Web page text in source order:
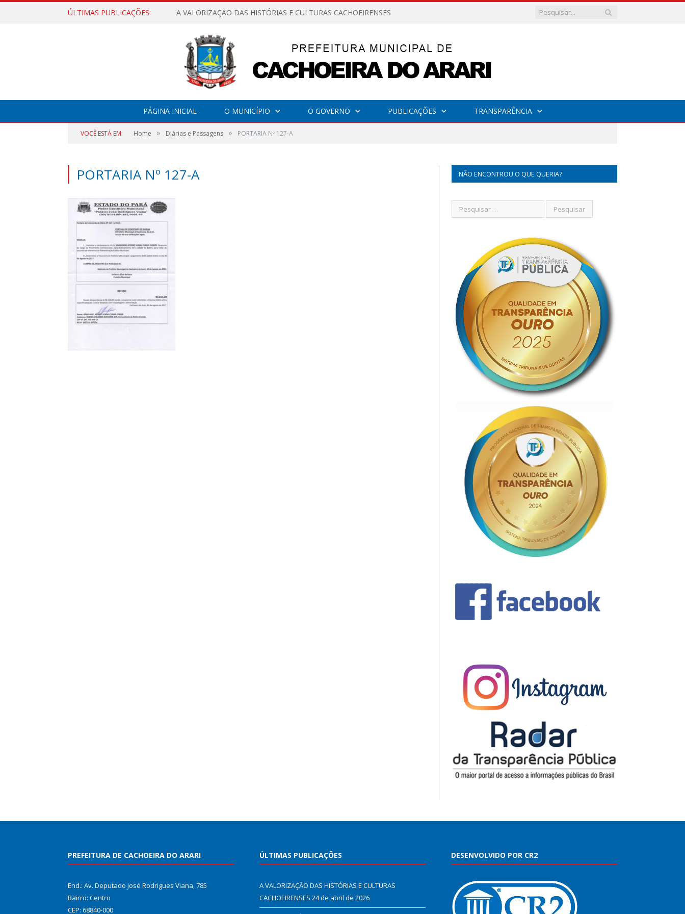
ÚLTIMAS PUBLICAÇÕES: A VALORIZAÇÃO DAS HISTÓRIAS E CULTURAS CACHOEIRENSES
PÁGINA INICIAL O MUNICÍPIO O GOVERNO PUBLICAÇÕES TRANSPARÊNCIA
VOCÊ ESTÁ EM: Home » Diárias e Passagens » PORTARIA Nº 127-A
PORTARIA Nº 127-A NÃO ENCONTROU O QUE QUERIA?
PREFEITURA DE CACHOEIRA DO ARARI
End.: Av. Deputado José Rodrigues Viana, 785
Bairro: Centro
CEP: 68840-000
ÚLTIMAS PUBLICAÇÕES
A VALORIZAÇÃO DAS HISTÓRIAS E CULTURAS
CACHOEIRENSES 24 de abril de 2026
DESENVOLVIDO POR CR2